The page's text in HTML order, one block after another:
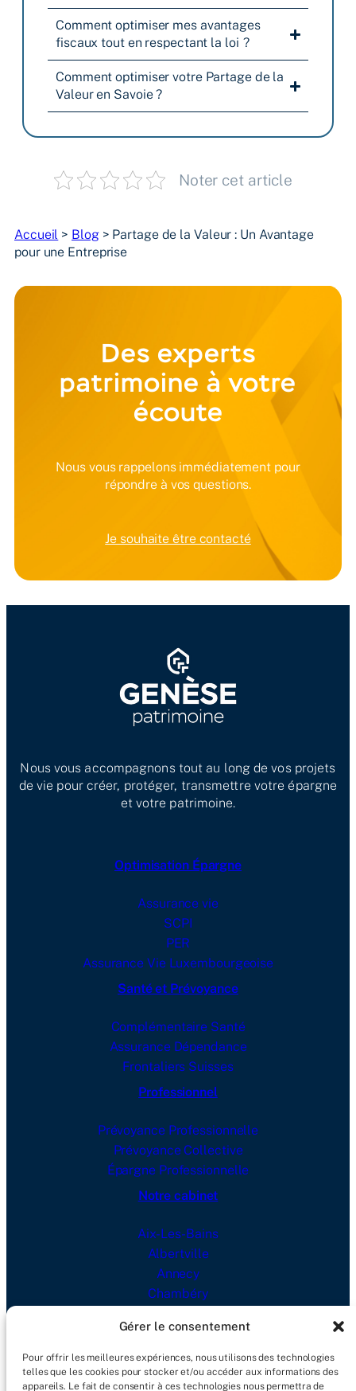
Gérer le consentement
Pour offrir les meilleures expériences, nous utilisons des technologies
telles que les cookies pour stocker et/ou accéder aux informations des
appareils. Le fait de consentir à ces technologies nous permettra de
Comment optimiser mes avantages
fiscaux tout en respectant la loi ?
Comment optimiser votre Partage de la
Valeur en Savoie ?
Noter cet article
Accueil > Blog> Partage de la Valeur : Un Avantage
pour une Entreprise
Des experts
patrimoine à votre
écoute
Nous vous rappelons immédiatement pour
répondre à vos questions.
Je souhaite être contacté
Nous vous accompagnons tout au long de vos projets
de vie pour créer, protéger, transmettre votre épargne
et votre patrimoine.
Optimisation Épargne
Assurance vie
SCPI
PER
Assurance Vie Luxembourgeoise
Santé et Prévoyance
Complémentaire Santé
Assurance Dépendance
Frontaliers Suisses
Professionnel
Prévoyance Professionnelle
Prévoyance Collective
Épargne Professionnelle
Notre cabinet
Aix-Les-Bains
Albertville
Annecy
Chambéry
Actualités